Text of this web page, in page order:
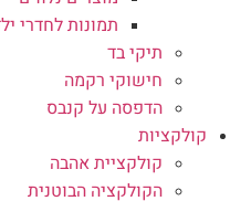
תמונות לחדרי
תיקי בד
חישוקי רקמה
הדפסה על קנבס
קולקציות
קולקציית אהבה
הקולקציה הבוטנית